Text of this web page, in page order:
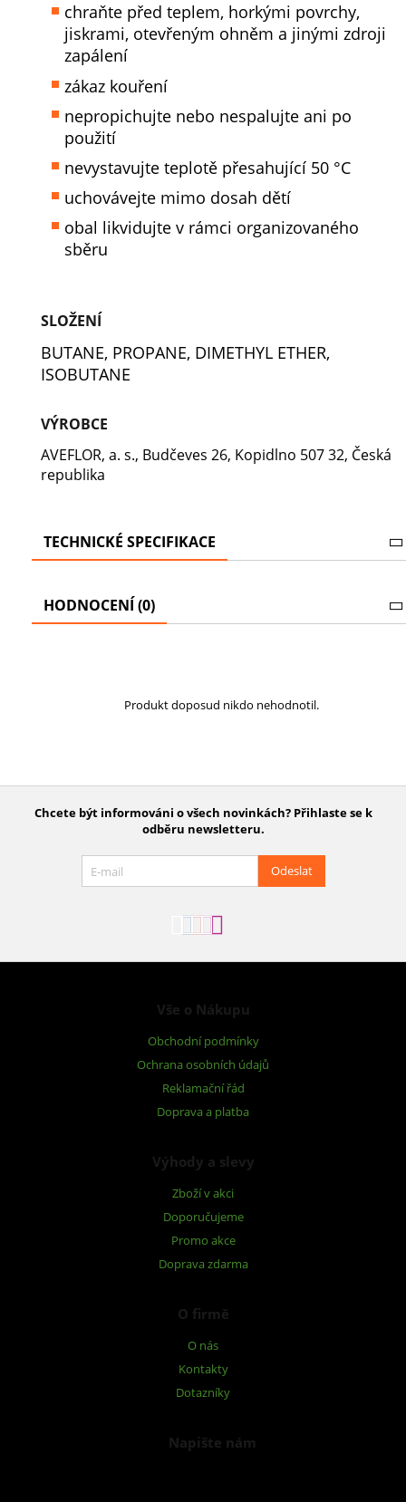
chraňte před teplem, horkými povrchy,
jiskrami, otevřeným ohněm a jinými zdroji
zapálení
zákaz kouření
nepropichujte nebo nespalujte ani po
použití
nevystavujte teplotě přesahující 50 °C
uchovávejte mimo dosah dětí
obal likvidujte v rámci organizovaného
sběru
SLOŽENÍ
BUTANE, PROPANE, DIMETHYL ETHER,
ISOBUTANE
VÝROBCE
AVEFLOR, a. s., Budčeves 26, Kopidlno 507 32, Česká
republika
TECHNICKÉ SPECIFIKACE
HODNOCENÍ (0)
Produkt doposud nikdo nehodnotil.
Chcete být informováni o všech novinkách? Přihlaste se k
odběru newsletteru.
Odeslat
Vše o Nákupu
Obchodní podmínky
Ochrana osobních údajů
Reklamační řád
Doprava a platba
Výhody a slevy
Zboží v akci
Doporučujeme
Promo akce
Doprava zdarma
O firmě
O nás
Kontakty
Dotazníky
Napište nám